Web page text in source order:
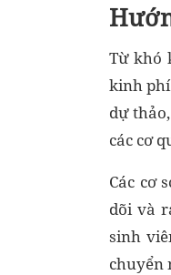
Từ khó
kinh
dự
các cơ
Các cơ
dõi và
sinh
chuyển